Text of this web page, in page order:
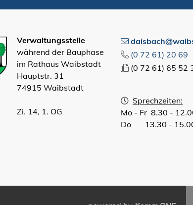
Verwaltungsstelle
während der Bauphase
im Rathaus Waibstadt
Hauptstr. 31
74915 Waibstadt
Zi. 14, 1. OG
(0 72 61) 20 69
(0 72 61) 65 52
Sprechzeiten:
Mo - Fr 8.30 -
Do 13.30 -